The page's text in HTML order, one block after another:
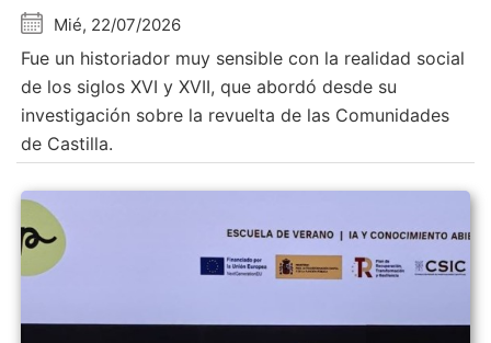
Mié, 22/07/2026
Fue un historiador muy sensible con la realidad social
de los siglos XVI y XVII, que abordó desde su
investigación sobre la revuelta de las Comunidades
de Castilla.